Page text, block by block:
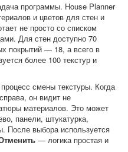
программы. House Planner
и цветов для стен и
не просто со списком
Для стен доступно 70
покрытий — 18, а всего в
более 100 текстур и
смены текстуры. Когда
он видит не
материалов. Это может
панели, штукатурка,
После выбора используется
— логика простая и